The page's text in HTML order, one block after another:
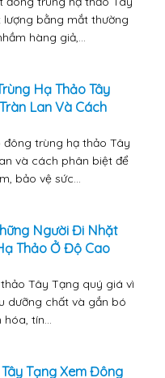
bằng mắt thường
hàng giả,...
Hạ Thảo Tây
Lan Và Cách
đông trùng hạ thảo Tây
và cách phân biệt để
bảo vệ sức...
Người Đi Nhặt
Thảo Ở Độ Cao
Tây Tạng quý giá vì
dưỡng chất và gắn bó
hóa, tín...
Tạng Xem Đông